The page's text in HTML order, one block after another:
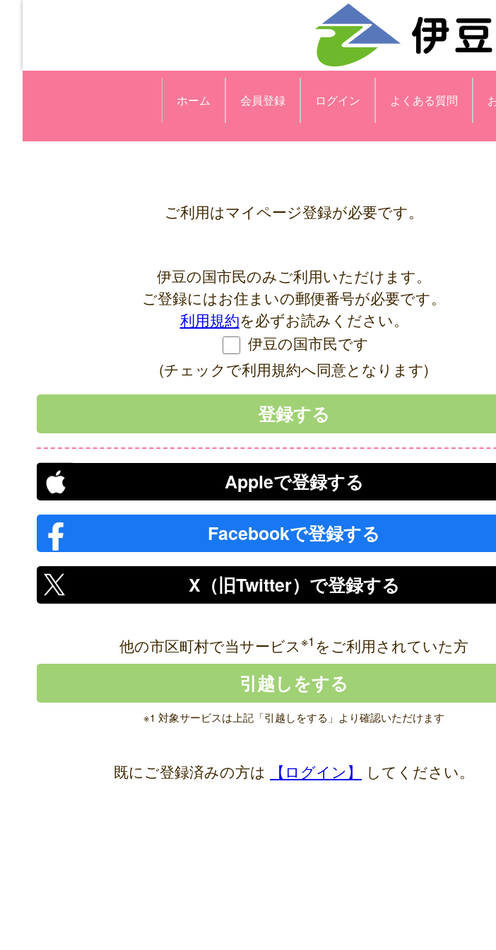
ホーム 会員登録 ログイン よくある質問
ご利用はマイページ登録が必要です。
伊豆の国市民のみご利用いただけます。
ご登録にはお住まいの郵便番号が必要です。
利用規約を必ずお読みください。
伊豆の国市民です
(チェックで利用規約へ同意となります)
Appleで登録する
Facebookで登録する
X（旧Twitter）で登録する
他の市区町村で当サービス※1 をご利用されていた方
※1 対象サービスは上記「引越しをする」より確認いただけます
既にご登録済みの方は 【ログイン】 してください。